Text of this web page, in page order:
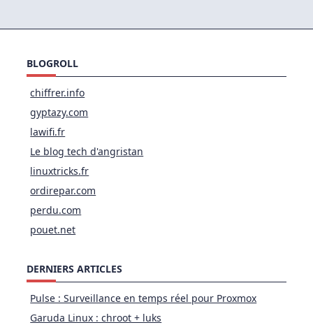
BLOGROLL
chiffrer.info
gyptazy.com
lawifi.fr
Le blog tech d'angristan
linuxtricks.fr
ordirepar.com
perdu.com
pouet.net
DERNIERS ARTICLES
Pulse : Surveillance en temps réel pour Proxmox
Garuda Linux : chroot + luks